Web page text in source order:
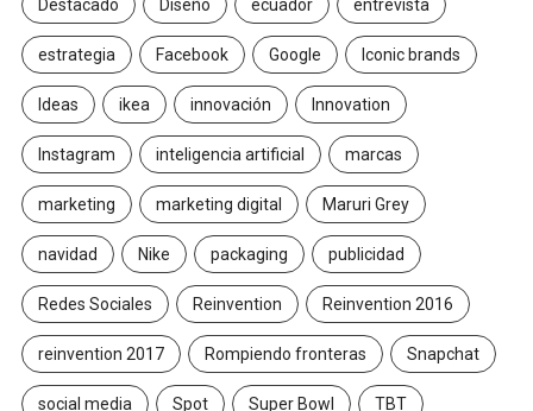
Destacado Diseño ecuador entrevista
estrategia Facebook Google Iconic brands
Ideas ikea innovación Innovation
Instagram inteligencia artificial marcas
marketing marketing digital Maruri Grey
navidad Nike packaging publicidad
Redes Sociales Reinvention Reinvention 2016
reinvention 2017 Rompiendo fronteras Snapchat
social media Spot Super Bowl TBT